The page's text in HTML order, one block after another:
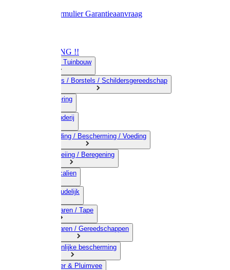
RetourformulierGarantieaanvraag
OPRUIMING !!
01) Land-& Tuinbouw
02) Bezems / Borstels / Schildersgereedschap
03) Afrastering
04) Veehouderij
05) Bestrijding / Bescherming / Voeding
06) Besproeiing / Beregening
07) Chemicalien
08) Huishoudelijk
09) Touwwaren / Tape
10) IJzerwaren / Gereedschappen
11) Persoonlijke bescherming
12) Kleindier & Pluimvee